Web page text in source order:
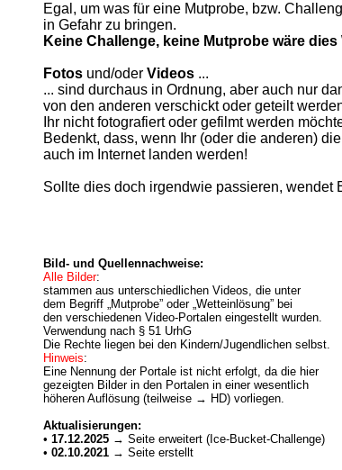
Egal, um was für eine Mutprobe, bzw.
in Gefahr zu bringen.
Keine Challenge, keine Mutprobe wäre dies
Fotos und/oder Videos ...
... sind durchaus in Ordnung, aber auch nur
von den anderen verschickt oder geteilt
Ihr nicht fotografiert oder gefilmt werden
Bedenkt, dass, wenn Ihr (oder die anderen)
auch im Internet landen werden!
Sollte dies doch irgendwie passieren, wendet
Bild- und Quellennachweise:
Alle Bilder:
stammen aus unterschiedlichen Videos, die unter
dem Begriff „Mutprobe” oder „Wetteinlösung” bei
den verschiedenen Video-Portalen eingestellt wurden.
Verwendung nach § 51 UrhG
Die Rechte liegen bei den Kindern/Jugendlichen selbst.
Hinweis:
Eine Nennung der Portale ist nicht erfolgt, da die hier
gezeigten Bilder in den Portalen in einer wesentlich
höheren Auflösung (teilweise → HD) vorliegen.
Aktualisierungen:
• 17.12.2025 → Seite erweitert (Ice-Bucket-Challenge)
• 02.10.2021 → Seite erstellt